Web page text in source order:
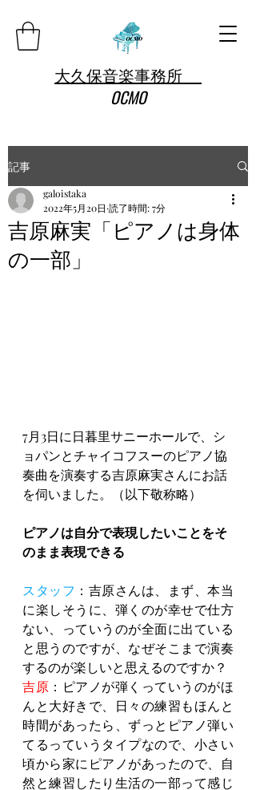
大久保音楽事務所
OCMO
記事
吉原麻実「ピアノは身体
の一部」
galoistaka
2022年5月20日 読了時間: 7分
7月3日に日暮里サニーホールで、シ
ョパンとチャイコフスーのピアノ協
奏曲を演奏する吉原麻実さんにお話
を伺いました。（以下敬称略）
ピアノは自分で表現したいことをそ
のまま表現できる
スタッフ ：吉原さんは、まず、本当
に楽しそうに、弾くのが幸せで仕方
ない、っていうのが全面に出ている
と思うのですが、なぜそこまで演奏
するのが楽しいと思えるのですか？
吉原 ：ピアノが弾くっていうのがほ
んと大好きで、日々の練習もほんと
時間があったら、ずっとピアノ弾い
てるっていうタイプなので、小さい
頃から家にピアノがあったので、自
然と練習したり生活の一部って感じ